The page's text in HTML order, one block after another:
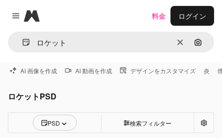
Close menu
Magnific
消去 画像で
料金 ログイン
AI 画像を作成 AI 動画を作成 デザインをカスタマイズ 炎
ロケットPSD
PSD 検索フィルター